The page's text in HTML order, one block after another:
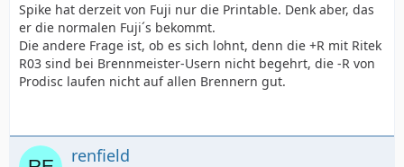
Spike hat derzeit von Fuji nur die Printable. Denk aber, das
er die normalen Fuji´s bekommt.
Die andere Frage ist, ob es sich lohnt, denn die +R mit Ritek
R03 sind bei Brennmeister-Usern nicht begehrt, die -R von
Prodisc laufen nicht auf allen Brennern gut.
renfield